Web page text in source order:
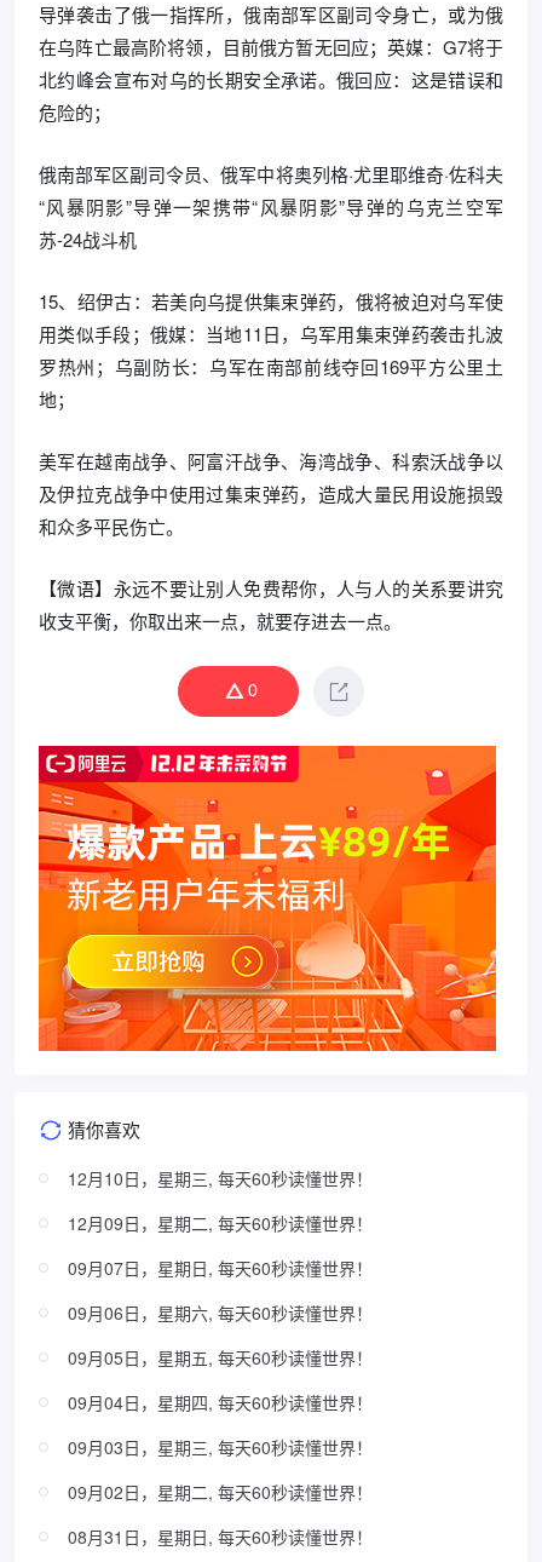
导弹袭击了俄一指挥所，俄南部军区副司令身亡，或为俄
在乌阵亡最高阶将领，目前俄方暂无回应；英媒：G7将于
北约峰会宣布对乌的长期安全承诺。俄回应：这是错误和
危险的；
俄南部军区副司令员、俄军中将奥列格·尤里耶维奇·佐科夫
“风暴阴影”导弹一架携带“风暴阴影”导弹的乌克兰空军
苏-24战斗机
15、绍伊古：若美向乌提供集束弹药，俄将被迫对乌军使
用类似手段；俄媒：当地11日，乌军用集束弹药袭击扎波
罗热州；乌副防长：乌军在南部前线夺回169平方公里土
地；
美军在越南战争、阿富汗战争、海湾战争、科索沃战争以
及伊拉克战争中使用过集束弹药，造成大量民用设施损毁
和众多平民伤亡。
【微语】永远不要让别人免费帮你，人与人的关系要讲究
收支平衡，你取出来一点，就要存进去一点。
0
猜你喜欢
12月10日，星期三, 每天60秒读懂世界！
12月09日，星期二, 每天60秒读懂世界！
09月07日，星期日, 每天60秒读懂世界！
09月06日，星期六, 每天60秒读懂世界！
09月05日，星期五, 每天60秒读懂世界！
09月04日，星期四, 每天60秒读懂世界！
09月03日，星期三, 每天60秒读懂世界！
09月02日，星期二, 每天60秒读懂世界！
08月31日，星期日, 每天60秒读懂世界！